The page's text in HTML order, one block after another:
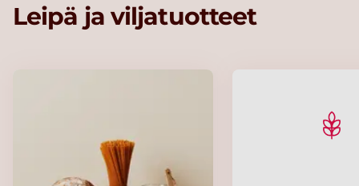
Leipä ja viljatuotteet